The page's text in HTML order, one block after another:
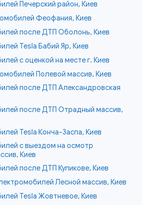
Печерский район, Киев
Феофания, Киев
после ДТП Оболонь, Киев
Tesla Бабий Яр, Киев
с оценкой на месте г. Киев
Полевой массив, Киев
после ДТП Александровская
после ДТП Отрадный массив,
Tesla Конча-Заспа, Киев
с выездом на осмотр
Киев
после ДТП Куликове, Киев
Лесной массив, Киев
Tesla Жовтневое, Киев